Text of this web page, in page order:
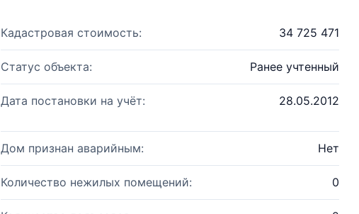
Кадастровая стоимость: 34 725 471
Статус объекта: Ранее учтенный
Дата постановки на учёт: 28.05.2012
Дом признан аварийным: Нет
Количество нежилых помещений: 0